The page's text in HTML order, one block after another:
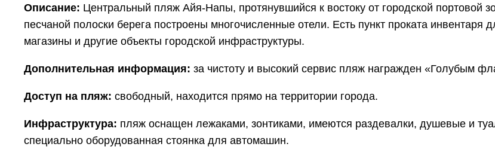
Описание: Центральный пляж Айя-Напы, протянувшийся к востоку от городской портовой
песчаной полоски берега построены многочисленные отели. Есть пункт проката
магазины и другие объекты городской инфраструктуры.
Дополнительная информация: за чистоту и высокий сервис пляж награжден «Голубым
Доступ на пляж: свободный, находится прямо на территории города.
Инфраструктура: пляж оснащен лежаками, зонтиками, имеются раздевалки, душевые и
специально оборудованная стоянка для автомашин.